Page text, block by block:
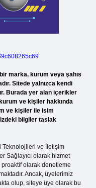
marka, kurum veya şahıs
Sitede yalnızca kendi
Burada yer alan içerikler
ve kişiler hakkında
ve kişiler ile isim
bilgiler taslak
Teknolojileri ve İletişim
Sağlayıcı olarak hizmet
olarak denetleme
Ancak, üyelerimiz
olup, siteye üye olarak bu